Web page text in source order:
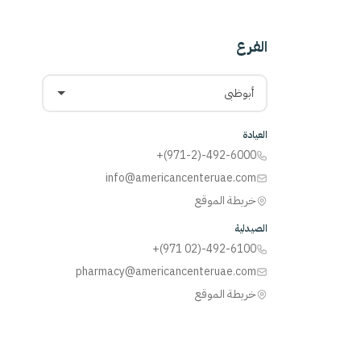
الفرع
أبوظبي
العيادة
+(971-2)-492-6000
info@americancenteruae.com
خريطة الموقع
الصيدلية
+(971 02)-492-6100
pharmacy@americancenteruae.com
خريطة الموقع